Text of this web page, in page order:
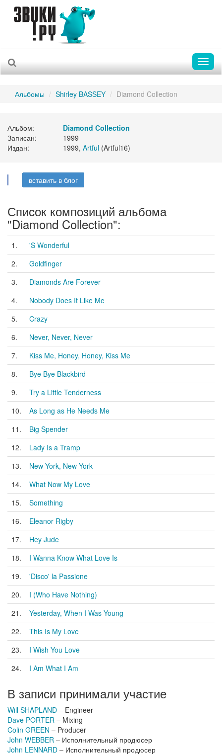
Альбомы Shirley BASSEY Diamond Collection
Альбом:
Diamond Collection
Записан:
1999
Издан:
1999, Artful (Artful16)
вставить в блог
Список композиций альбома
"Diamond Collection":
1.
'S Wonderful
2.
Goldfinger
3.
Diamonds Are Forever
4.
Nobody Does It Like Me
5.
Crazy
6.
Never, Never, Never
7.
Kiss Me, Honey, Honey, Kiss Me
8.
Bye Bye Blackbird
9.
Try a Little Tenderness
10.
As Long as He Needs Me
11.
Big Spender
12.
Lady Is a Tramp
13.
New York, New York
14.
What Now My Love
15.
Something
16.
Eleanor Rigby
17.
Hey Jude
18.
I Wanna Know What Love Is
19.
'Disco' la Passione
20.
I (Who Have Nothing)
21.
Yesterday, When I Was Young
22.
This Is My Love
23.
I Wish You Love
24.
I Am What I Am
В записи принимали участие
Will SHAPLAND – Engineer
Dave PORTER – Mixing
Colin GREEN – Producer
John WEBBER – Исполнительный продюсер
John LENNARD – Исполнительный продюсер